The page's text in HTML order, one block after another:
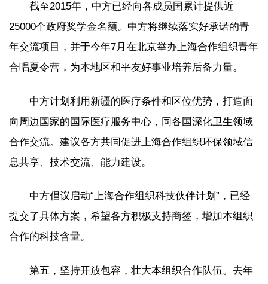
截至2015年，中方已经向各成员国累计提供近
25000个政府奖学金名额。中方将继续落实好承诺的青
年交流项目，并于今年7月在北京举办上海合作组织青年
合唱夏令营，为本地区和平友好事业培养后备力量。
中方计划利用新疆的医疗条件和区位优势，打造面
向周边国家的国际医疗服务中心，同各国深化卫生领域
合作交流。建议各方共同促进上海合作组织环保领域信
息共享、技术交流、能力建设。
中方倡议启动“上海合作组织科技伙伴计划”，已经
提交了具体方案，希望各方积极支持商签，增加本组织
合作的科技含量。
第五，坚持开放包容，壮大本组织合作队伍。去年